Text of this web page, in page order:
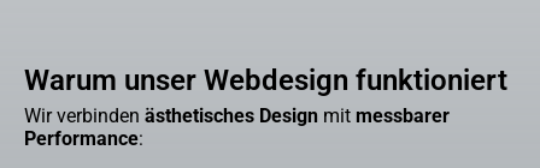
Warum unser Webdesign funktioniert
Wir verbinden ästhetisches Design mit messbarer
Performance: